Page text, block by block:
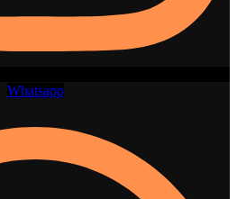
Whatsapp